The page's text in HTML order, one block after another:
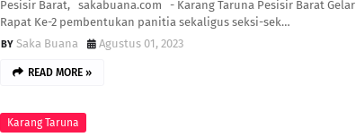
Pesisir Barat, sakabuana.com - Karang Taruna Pesisir Barat Gelar
Rapat Ke-2 pembentukan panitia sekaligus seksi-sek…
Saka Buana
Agustus 01, 2023
READ MORE »
Karang Taruna